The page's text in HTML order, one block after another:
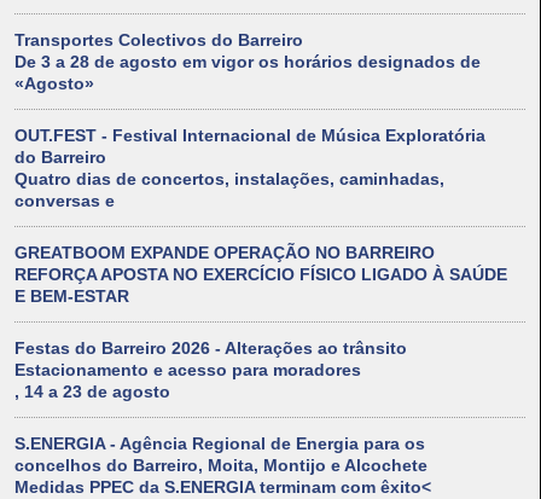
Transportes Colectivos do Barreiro
De 3 a 28 de agosto em vigor os horários designados de
«Agosto»
OUT.FEST - Festival Internacional de Música Exploratória
do Barreiro
Quatro dias de concertos, instalações, caminhadas,
conversas e
GREATBOOM EXPANDE OPERAÇÃO NO BARREIRO
REFORÇA APOSTA NO EXERCÍCIO FÍSICO LIGADO À SAÚDE
E BEM-ESTAR
Festas do Barreiro 2026 - Alterações ao trânsito
Estacionamento e acesso para moradores
, 14 a 23 de agosto
S.ENERGIA - Agência Regional de Energia para os
concelhos do Barreiro, Moita, Montijo e Alcochete
Medidas PPEC da S.ENERGIA terminam com êxito<